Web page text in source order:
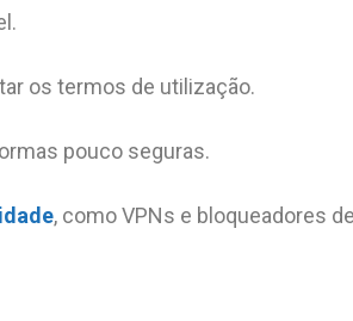
os termos de utilização.
pouco seguras.
, como VPNs e bloqueadores